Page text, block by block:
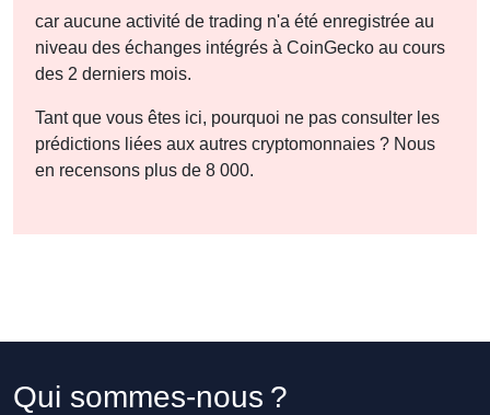
car aucune activité de trading n'a été enregistrée au
niveau des échanges intégrés à CoinGecko au cours
des 2 derniers mois.
Tant que vous êtes ici, pourquoi ne pas consulter les
prédictions liées aux autres cryptomonnaies ? Nous
en recensons plus de 8 000.
Qui sommes-nous ?